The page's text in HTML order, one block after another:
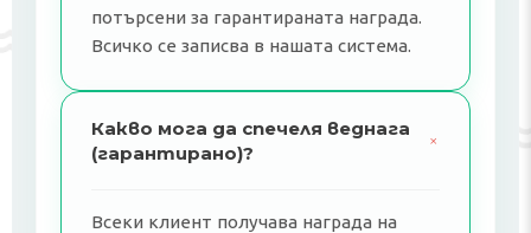
потърсени за гарантираната награда.
Всичко се записва в нашата система.
Какво мога да спечеля веднага
(гарантирано)?
+
Всеки клиент получава награда на